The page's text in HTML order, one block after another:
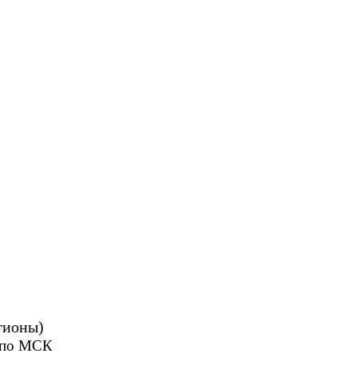
по МСК